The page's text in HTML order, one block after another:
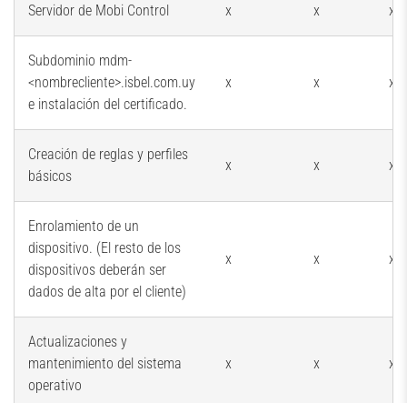
Servidor de Mobi Control x x x
Subdominio mdm-
<nombrecliente>.isbel.com.uy
e instalación del certificado.
x x x
Creación de reglas y perfiles
básicos
x x x
Enrolamiento de un
dispositivo. (El resto de los
dispositivos deberán ser
dados de alta por el cliente)
x x x
Actualizaciones y
mantenimiento del sistema
operativo
x x x